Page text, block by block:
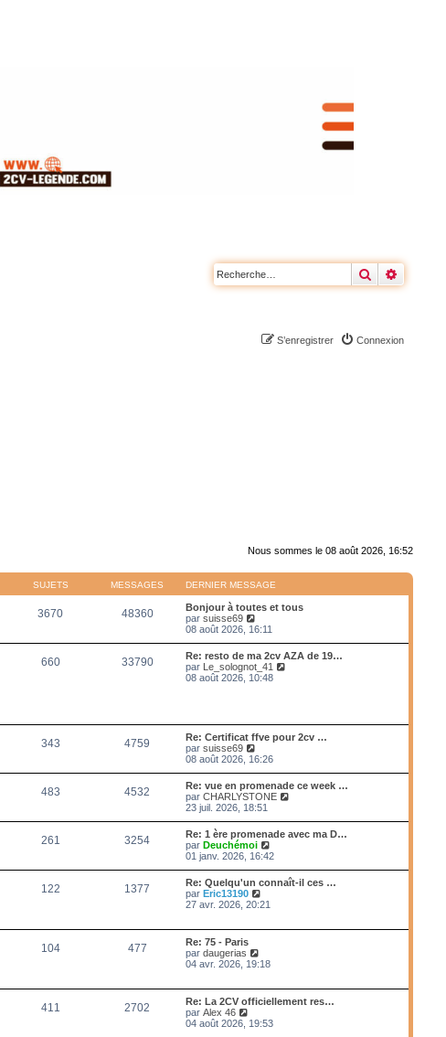
Rechercher
Connexion
S’enregistrer
Nous sommes le 08 août 2026, 16:52
SUJETS MESSAGES DERNIER MESSAGE
3670 48360
Bonjour à toutes et tous
parsuisse69
o
l
e
d
i
e
m
e
s
s
a
g
e
08 août 2026, 16:11
660 33790
Re: resto de ma 2cv AZA de 19…
par Le_solognot_41
e
i
e
r
e
s
s
e
08 août 2026, 10:48
343 4759
Re: Certificat ffve pour 2cv …
parsuisse69
o
l
e
d
e
r
n
i
e
r
m
e
s
a
e
08 août 2026, 16:26
483 4532
Re: vue en promenade ce week …
parCHARLYSTONE
l
e
r
r
g
e
23 juil. 2026, 18:51
261 3254
Re: 1 ère promenade avec ma D…
parDeuchémoi
o
l
r
m
e
s
s
a
01 janv. 2026, 16:42
122 1377
Re: Quelqu'un connaît-il ces …
parEric13190
o
d
e
n
i
r
27 avr. 2026, 20:21
104 477
Re: 75 - Paris
pardaugerias
o
e
d
e
04 avr. 2026, 19:18
411 2702
Re: La 2CV officiellement res…
parAlex 46
o
04 août 2026, 19:53